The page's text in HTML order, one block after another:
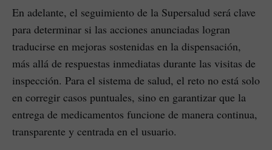
En adelante, el seguimiento de la Supersalud será clave
para determinar si las acciones anunciadas logran
traducirse en mejoras sostenidas en la dispensación,
más allá de respuestas inmediatas durante las visitas de
inspección. Para el sistema de salud, el reto no está solo
en corregir casos puntuales, sino en garantizar que la
entrega de medicamentos funcione de manera continua,
transparente y centrada en el usuario.